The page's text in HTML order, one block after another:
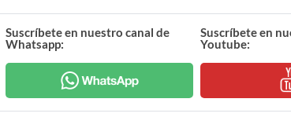
Suscríbete en nuestro canal de
Whatsapp:
Suscríbete en
Youtube: